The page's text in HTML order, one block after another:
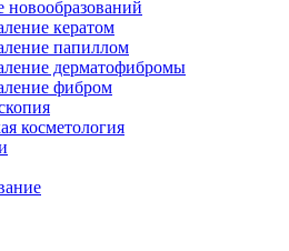
новообразований
кератом
папиллом
дерматофибромы
фибром
косметология